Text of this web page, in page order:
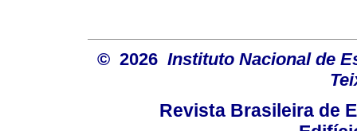
© 2026 Instituto Nacional de
Revista Brasileira de